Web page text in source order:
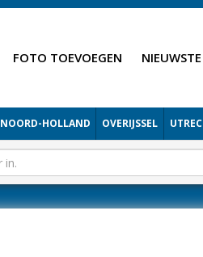
FOTO TOEVOEGEN
NOORD-HOLLAND OVERIJSSEL